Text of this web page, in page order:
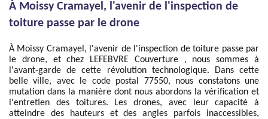
À Moissy Cramayel, l'avenir de l'inspection de
toiture passe par le drone
À Moissy Cramayel, l'avenir de l'inspection de toiture passe par
le drone, et chez LEFEBVRE Couverture , nous sommes à
l'avant-garde de cette révolution technologique. Dans cette
belle ville, avec le code postal 77550, nous constatons une
mutation dans la manière dont nous abordons la vérification et
l'entretien des toitures. Les drones, avec leur capacité à
atteindre des hauteurs et des angles parfois inaccessibles,